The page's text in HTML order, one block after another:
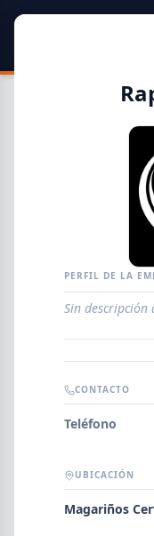
Guía de Empresas
EMPRESAS
Error
PERFIL DE LA
Sin descripción
CONTACTO
Teléfono
UBICACIÓN
Magariños